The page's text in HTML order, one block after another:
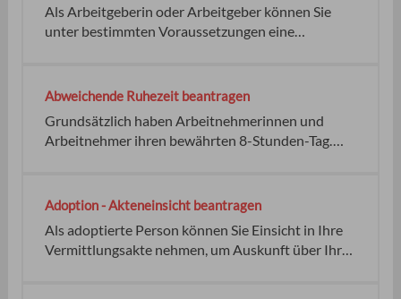
Ausnahme hiervon kann das anfallende
Regenwasser sein. Abwasser ist
Als Arbeitgeberin oder Arbeitgeber können Sie
unter bestimmten Voraussetzungen eine
gesetzlich vorgesehen für: Stadt- oder Landkreis
Die Nacht- und Schichtarbeit ist im
Arbeitszeitgesetz geregelt.
Abweichende Ruhezeit beantragen
Grundsätzlich haben Arbeitnehmerinnen und
Arbeitnehmer ihren bewährten 8-Stunden-Tag.
bestimmten Voraussetzungen können Sie sich als
Arbeitgeberin oder Arbeitgeber für
Arbeitnehmende in Ihrem Unternehmen
abweichende Ruhezeiten von
Adoption - Akteneinsicht beantragen
Als adoptierte Person können Sie Einsicht in Ihre
Vermittlungsakte nehmen, um Auskunft über Ihre